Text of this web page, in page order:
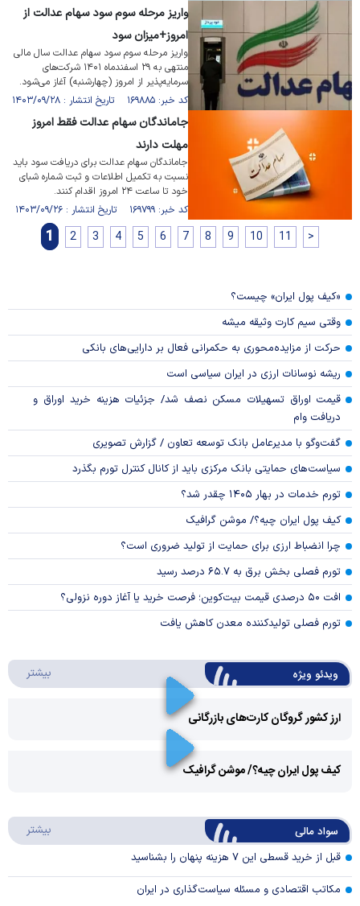
واریز مرحله سوم سود سهام عدالت از
امروز+میزان سود
واریز مرحله سوم سود سهام عدالت سال مالی
منتهی به ۲۹ اسفندماه ۱۴۰۱ شرکت‌های
سرمایه‌پذیر از امروز (چهارشنبه) آغاز می‌شود.
کد خبر: ۱۶۹۸۸۵ تاریخ انتشار : ۱۴۰۳/۰۹/۲۸
جاماندگان سهام عدالت فقط امروز
مهلت دارند
جاماندگان سهام عدالت برای دریافت سود باید
نسبت به تکمیل اطلاعات و ثبت شماره شبای
خود تا ساعت ۲۴ امروز اقدام کنند.
کد خبر: ۱۶۹۷۹۹ تاریخ انتشار : ۱۴۰۳/۰۹/۲۶
1 2 3 4 5 6 7 8 9 10 11 >
«کیف پول ایران» چیست؟
وقتی سیم کارت وثیقه میشه
حرکت از مزایده‌محوری به حکمرانی فعال بر دارایی‌های بانکی
ریشه نوسانات ارزی در ایران سیاسی است
قیمت اوراق تسهیلات مسکن نصف شد/ جزئیات هزینه خرید اوراق و
دریافت وام
گفت‌وگو با مدیرعامل بانک توسعه تعاون / گزارش تصویری
سیاست‌های حمایتی بانک مرکزی باید از کانال کنترل تورم بگذرد
تورم خدمات در بهار ۱۴۰۵ چقدر شد؟
کیف پول ایران چیه؟/ موشن گرافیک
چرا انضباط ارزی برای حمایت از تولید ضروری است؟
تورم فصلی بخش برق به ۶۵.۷ درصد رسید
افت ۵۰ درصدی قیمت بیت‌کوین؛ فرصت خرید یا آغاز دوره نزولی؟
تورم فصلی تولیدکننده معدن کاهش یافت
ویدئو ویژه بیشتر
ارز کشور گروگان کارت‌های بازرگانی
Video
کیف پول ایران چیه؟/ موشن گرافیک
سواد مالی بیشتر
قبل از خرید قسطی این ۷ هزینه پنهان را بشناسید
مکاتب اقتصادی و مسئله سیاست‌گذاری در ایران